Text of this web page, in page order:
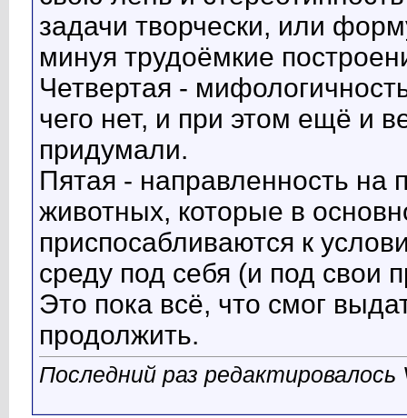
задачи творчески, или
минуя трудоёмкие
Четвертая -
чего нет, и при этом ещё и
придумали.
Пятая - направленность на
животных, которые в
приспосабливаются к
среду под себя (и под свои
Это пока всё, что смог
продолжить.
Последний раз